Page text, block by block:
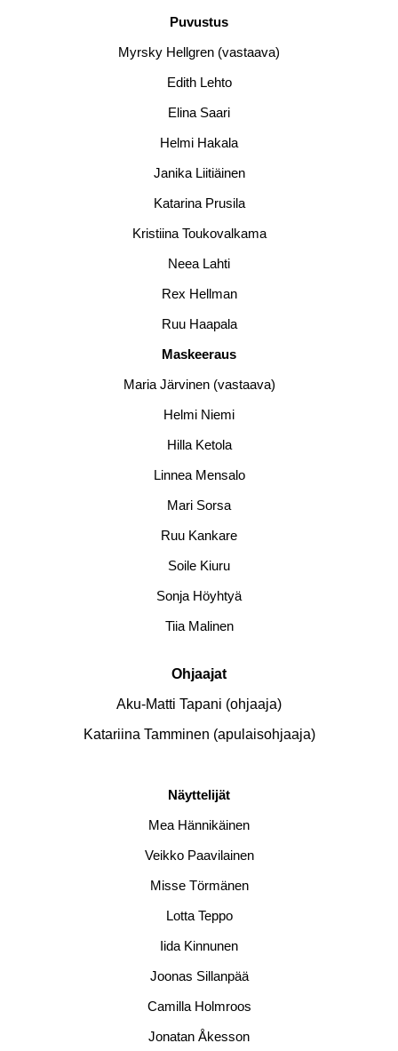
Puvustus
Myrsky Hellgren (vastaava)
Edith Lehto
Elina Saari
Helmi Hakala
Janika Liitiäinen
Katarina Prusila
Kristiina Toukovalkama
Neea Lahti
Rex Hellman
Ruu Haapala
Maskeeraus
Maria Järvinen (vastaava)
Helmi Niemi
Hilla Ketola
Linnea Mensalo
Mari Sorsa
Ruu Kankare
Soile Kiuru
Sonja Höyhtyä
Tiia Malinen
Ohjaajat
Aku-Matti Tapani (ohjaaja)
Katariina Tamminen (apulaisohjaaja)
Näyttelijät
Mea Hännikäinen
Veikko Paavilainen
Misse Törmänen
Lotta Teppo
Iida Kinnunen
Joonas Sillanpää
Camilla Holmroos
Jonatan Åkesson